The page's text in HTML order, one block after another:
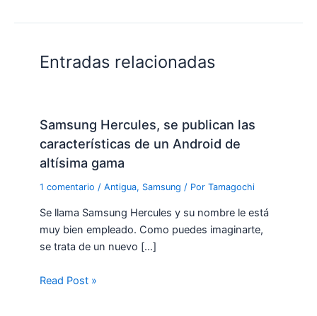
Entradas relacionadas
Samsung Hercules, se publican las
características de un Android de
altísima gama
1 comentario /Antigua, Samsung / PorTamagochi
Se llama Samsung Hercules y su nombre le está
muy bien empleado. Como puedes imaginarte,
se trata de un nuevo […]
Read Post »